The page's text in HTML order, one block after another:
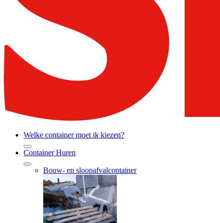
Welke container moet ik kiezen?
Container Huren
Bouw- en sloopafvalcontainer